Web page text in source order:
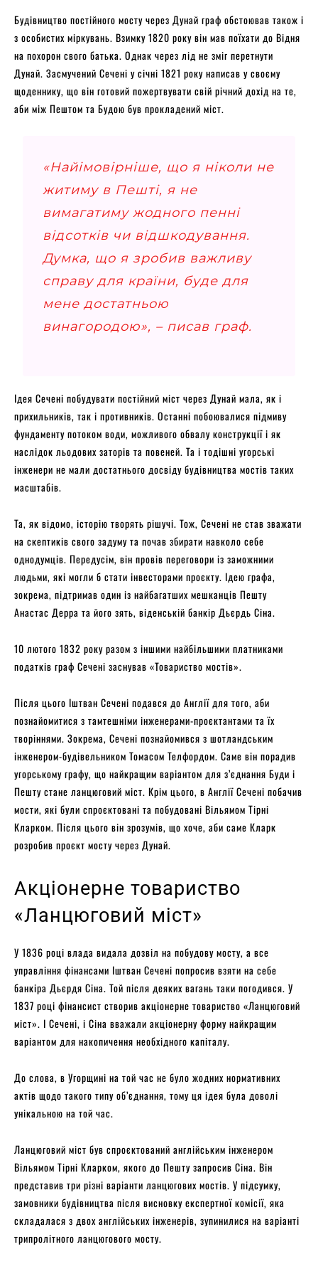
Будівництво постійного мосту через Дунай граф обстоював також і
з особистих міркувань. Взимку 1820 року він мав поїхати до Відня
на похорон свого батька. Однак через лід не зміг перетнути
Дунай. Засмучений Сечені у січні 1821 року написав у своєму
щоденнику, що він готовий пожертвувати свій річний дохід на те,
аби між Пештом та Будою був прокладений міст.
«Найімовірніше, що я ніколи не
житиму в Пешті, я не
вимагатиму жодного пенні
відсотків чи відшкодування.
Думка, що я зробив важливу
справу для країни, буде для
мене достатньою
винагородою», – писав граф.
Ідея Сечені побудувати постійний міст через Дунай мала, як і
прихильників, так і противників. Останні побоювалися підмиву
фундаменту потоком води, можливого обвалу конструкції і як
наслідок льодових заторів та повеней. Та і тодішні угорські
інженери не мали достатнього досвіду будівництва мостів таких
масштабів.
Та, як відомо, історію творять рішучі. Тож, Сечені не став зважати
на скептиків свого задуму та почав збирати навколо себе
однодумців. Передусім, він провів переговори із заможними
людьми, які могли б стати інвесторами проєкту. Ідею графа,
зокрема, підтримав один із найбагатших мешканців Пешту
Анастас Дерра та його зять, віденській банкір Дьєрдь Сіна.
10 лютого 1832 року разом з іншими найбільшими платниками
податків граф Сечені заснував «Товариство мостів».
Після цього Іштван Сечені подався до Англії для того, аби
познайомитися з тамтешніми інженерами-проєктантами та їх
творіннями. Зокрема, Сечені познайомився з шотландським
інженером-будівельником Томасом Телфордом. Саме він порадив
угорському графу, що найкращим варіантом для з’єднання Буди і
Пешту стане ланцюговий міст. Крім цього, в Англії Сечені побачив
мости, які були спроєктовані та побудовані Вільямом Тірні
Кларком. Після цього він зрозумів, що хоче, аби саме Кларк
розробив проєкт мосту через Дунай.
Акціонерне товариство
«Ланцюговий міст»
У 1836 році влада видала дозвіл на побудову мосту, а все
управління фінансами Іштван Сечені попросив взяти на себе
банкіра Дьєрдя Сіна. Той після деяких вагань таки погодився. У
1837 році фінансист створив акціонерне товариство «Ланцюговий
міст». І Сечені, і Сіна вважали акціонерну форму найкращим
варіантом для накопичення необхідного капіталу.
До слова, в Угорщині на той час не було жодних нормативних
актів щодо такого типу об’єднання, тому ця ідея була доволі
унікальною на той час.
Ланцюговий міст був спроєктований англійським інженером
Вільямом Тірні Кларком, якого до Пешту запросив Сіна. Він
представив три різні варіанти ланцюгових мостів. У підсумку,
замовники будівництва після висновку експертної комісії, яка
складалася з двох англійських інженерів, зупинилися на варіанті
трипролітного ланцюгового мосту.